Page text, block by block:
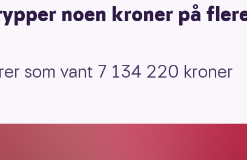
noen kroner på
som vant 7 134 220 kroner